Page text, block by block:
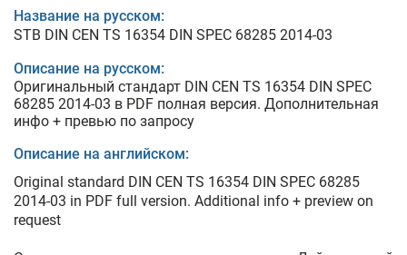
Название на русском:
STB DIN CEN TS 16354 DIN SPEC 68285 2014-03
Описание на русском:
Оригинальный стандарт DIN CEN TS 16354 DIN SPEC
68285 2014-03 в PDF полная версия. Дополнительная
инфо + превью по запросу
Описание на английском:
Original standard DIN CEN TS 16354 DIN SPEC 68285
2014-03 in PDF full version. Additional info + preview on
request